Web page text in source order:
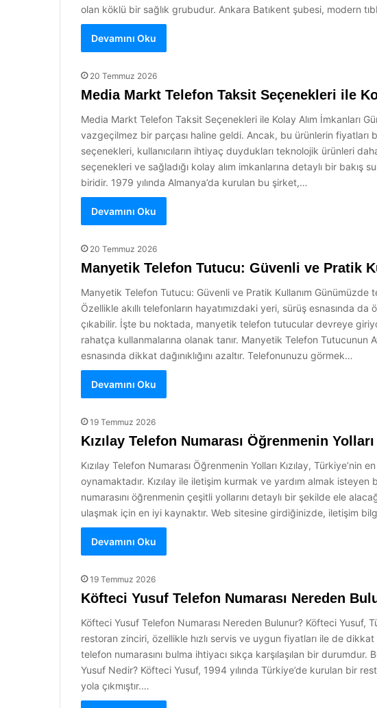
olan köklü bir sağlık grubudur. Ankara Batıkent şubesi, modern
Devamını Oku
20 Temmuz 2026
Media Markt Telefon Taksit Seçenekleri ile
Media Markt Telefon Taksit Seçenekleri ile Kolay Alım İmkanları
vazgeçilmez bir parçası haline geldi. Ancak, bu ürünlerin
seçenekleri, kullanıcıların ihtiyaç duydukları teknolojik ürünleri
seçenekleri ve sağladığı kolay alım imkanlarına detaylı bir
biridir. 1979 yılında Almanya’da kurulan bu şirket,…
Devamını Oku
20 Temmuz 2026
Manyetik Telefon Tutucu: Güvenli ve Pratik
Manyetik Telefon Tutucu: Güvenli ve Pratik Kullanım Günümüzde
Özellikle akıllı telefonların hayatımızdaki yeri, sürüş esnasında
çıkabilir. İşte bu noktada, manyetik telefon tutucular devreye
rahatça kullanmalarına olanak tanır. Manyetik Telefon
esnasında dikkat dağınıklığını azaltır. Telefonunuzu görmek…
Devamını Oku
19 Temmuz 2026
Kızılay Telefon Numarası Öğrenmenin Yolları
Kızılay Telefon Numarası Öğrenmenin Yolları Kızılay,
oynamaktadır. Kızılay ile iletişim kurmak ve yardım almak isteyen
numarasını öğrenmenin çeşitli yollarını detaylı bir şekilde ele
ulaşmak için en iyi kaynaktır. Web sitesine girdiğinizde, iletişim
Devamını Oku
19 Temmuz 2026
Köfteci Yusuf Telefon Numarası Nereden
Köfteci Yusuf Telefon Numarası Nereden Bulunur? Köfteci
restoran zinciri, özellikle hızlı servis ve uygun fiyatları ile de
telefon numarasını bulma ihtiyacı sıkça karşılaşılan bir
Yusuf Nedir? Köfteci Yusuf, 1994 yılında Türkiye’de kurulan bir
yola çıkmıştır.…